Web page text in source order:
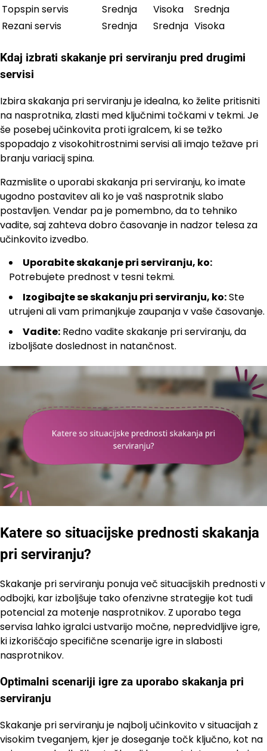
Topspin servis
Srednja Visoka
Srednja
Rezani servis
Srednja Srednja Visoka
Kdaj izbrati skakanje pri serviranju pred drugimi
servisi
Izbira skakanja pri serviranju je idealna, ko želite pritisniti
na nasprotnika, zlasti med ključnimi točkami v tekmi. Je
še posebej učinkovita proti igralcem, ki se težko
spopadajo z visokohitrostnimi servisi ali imajo težave pri
branju variacij spina.
Razmislite o uporabi skakanja pri serviranju, ko imate
ugodno postavitev ali ko je vaš nasprotnik slabo
postavljen. Vendar pa je pomembno, da to tehniko
vadite, saj zahteva dobro časovanje in nadzor telesa za
učinkovito izvedbo.
Uporabite skakanje pri serviranju, ko:
Potrebujete prednost v tesni tekmi.
Izogibajte se skakanju pri serviranju, ko:Ste
utrujeni ali vam primanjkuje zaupanja v vaše časovanje.
Vadite: Redno vadite skakanje pri serviranju, da
izboljšate doslednost in natančnost.
Katere so situacijske prednosti skakanja
pri serviranju?
Skakanje pri serviranju ponuja več situacijskih prednosti v
odbojki, kar izboljšuje tako ofenzivne strategije kot tudi
potencial za motenje nasprotnikov. Z uporabo tega
servisa lahko igralci ustvarijo močne, nepredvidljive igre,
ki izkoriščajo specifične scenarije igre in slabosti
nasprotnikov.
Optimalni scenariji igre za uporabo skakanja pri
serviranju
Skakanje pri serviranju je najbolj učinkovito v situacijah z
visokim tveganjem, kjer je doseganje točk ključno, kot na